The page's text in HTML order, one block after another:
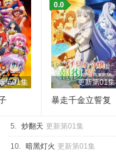
第01集 更新第01集
0.0
暴走千金立誓复
之力碾碎祖国～
5. 炒翻天 更新第01集
10. 暗黑灯火 更新第01集